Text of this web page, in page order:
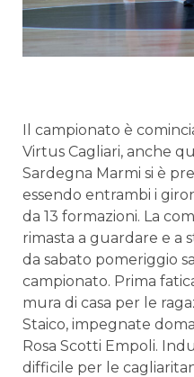
Il campionato è
Virtus Cagliari, anche
Sardegna Marmi si è
essendo entrambi i
da 13 formazioni. La
rimasta a guardare e a
da sabato pomeriggio
campionato. Prima
mura di casa per le
Staico, impegnate
Rosa Scotti Empoli.
difficile per le